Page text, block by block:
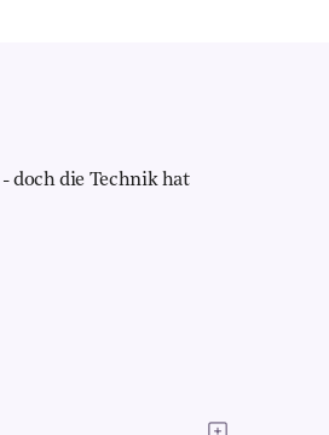
doch die Technik hat